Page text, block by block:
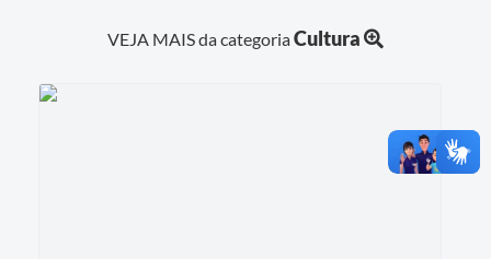
VEJA MAIS da categoriaCultura